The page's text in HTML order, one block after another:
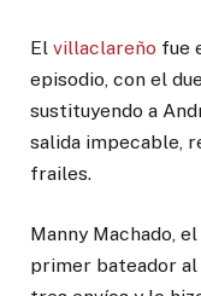
El villaclareño fue
episodio, con el
sustituyendo a
salida impecable,
frailes.
Manny Machado,
primer bateador al